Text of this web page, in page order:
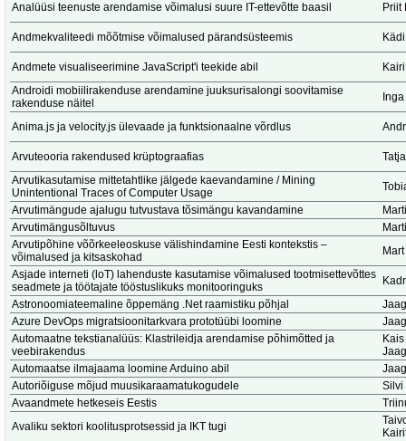
Analüüsi teenuste arendamise võimalusi suure IT-ettevõtte baasil
Priit
Andmekvaliteedi mõõtmise võimalused pärandsüsteemis
Andmete visualiseerimine JavaScript'i teekide abil
Androidi mobiilirakenduse arendamine juuksurisalongi soovitamise
rakenduse näitel
Anima.js ja velocity.js ülevaade ja funktsionaalne võrdlus
Arvuteooria rakendused krüptograafias
Arvutikasutamise mittetahtlike jälgede kaevandamine / Mining
Unintentional Traces of Computer Usage
Arvutimängude ajalugu tutvustava tõsimängu kavandamine
Arvutimängusõltuvus
Arvutipõhine võõrkeeleoskuse välishindamine Eesti kontekstis –
võimalused ja kitsaskohad
Asjade interneti (loT) lahenduste kasutamise võimalused tootmisettevõttes
seadmete ja töötajate tööstuslikuks monitooringuks
Astronoomiateemaline õppemäng .Net raamistiku põhjal
Azure DevOps migratsioonitarkvara prototüübi loomine
Automaatne tekstianalüüs: Klastrileidja arendamise põhimõtted ja
veebirakendus
Automaatse ilmajaama loomine Arduino abil
Autoriõiguse mõjud muusikaraamatukogudele
Silvi
Avaandmete hetkeseis Eestis
Avaliku sektori koolitusprotsessid ja IKT tugi